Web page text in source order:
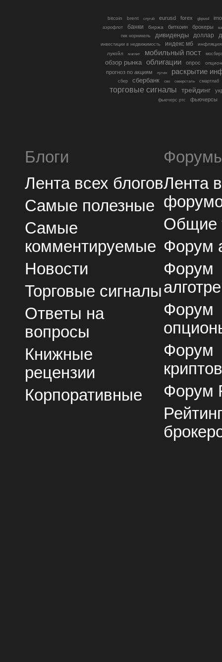
bitcoin brent cnyrub eurusd forex gbpusd
аэрофлот банки биржа биткоин брокеры
гмк норникель
дивиденды доллар
инвестиции в недвижимость индекс мб
инфляция
лукойл
магнит мобильный пост
обзор рынка облигации опрос
прогноз по акциям путин раскрытие
сбер сбербанк сво северсталь смартлаб
торговые сигналы трейдинг
фьючерс ртс фьючерсы
Блоги
Лента всех блогов
Самые полезные
Самые
комментируемые
Новости
Торговые сигналы
Ответы на
вопросы
Книжные
рецензии
Корпоративные
Лента
Общие
Форум
Форум
Форум
Форум
Форум